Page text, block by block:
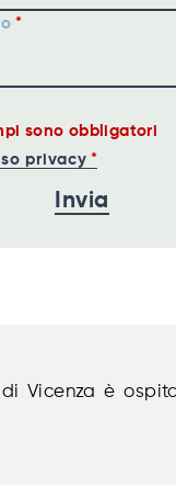
sono obbligatori
privacy
Vicenza è